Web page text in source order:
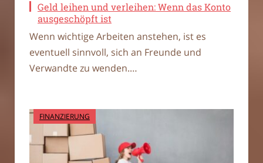
Geld leihen und verleihen: Wenn das Konto
ausgeschöpft ist
Wenn wichtige Arbeiten anstehen, ist es
eventuell sinnvoll, sich an Freunde und
Verwandte zu wenden.…
FINANZIERUNG